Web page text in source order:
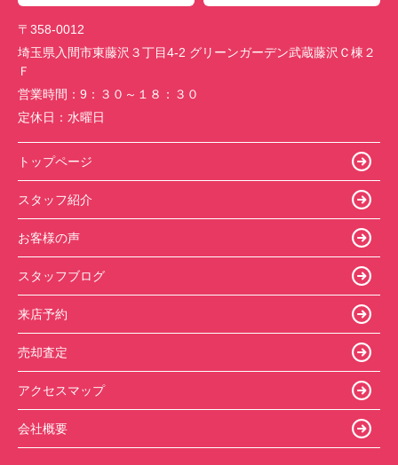
〒358-0012
埼玉県入間市東藤沢３丁目4-2 グリーンガーデン武蔵藤沢Ｃ棟２
Ｆ
営業時間： 9：３０～１８：３０
定休日： 水曜日
トップページ
スタッフ紹介
お客様の声
スタッフブログ
来店予約
売却査定
アクセスマップ
会社概要